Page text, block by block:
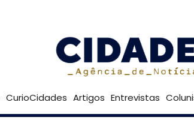
Goiânia
CurioCidades Artigos Entrevistas